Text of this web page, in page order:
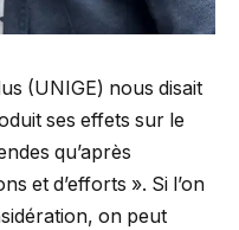
(UNIGE) nous disait
ses effets sur le
qu’après
et d’efforts ». Si l’on
on peut